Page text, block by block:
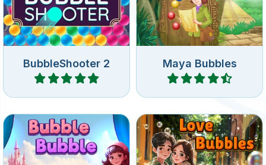
BubbleShooter 2
Spiele
Maya Bubbles
Spiele
Entferne alle Kugeln in
diesem Bubbly-Bubble-
Spiel.
Kein Zeitlimit Valentinstag
Love is in the air in diesem
Valentinstag Bubble Shooter
Spiel.